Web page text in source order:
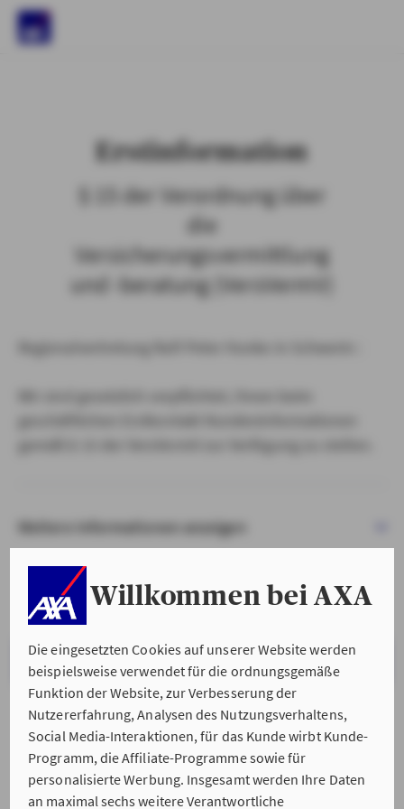
Willkommen bei AXA
Die eingesetzten Cookies auf unserer Website werden
beispielsweise verwendet für die ordnungsgemäße
Funktion der Website, zur Verbesserung der
Nutzererfahrung, Analysen des Nutzungsverhaltens,
Social Media-Interaktionen, für das Kunde wirbt Kunde-
Programm, die Affiliate-Programme sowie für
personalisierte Werbung. Insgesamt werden Ihre Daten
an maximal sechs weitere Verantwortliche
Erstinformation
§ 15 der Verordnung über
die
Versicherungsvermittlung
und -beratung (VersVermV)
Regionalvertretung Ralf-Peter Hunke in Schwerin :
Weitere Informationen anzeigen
VERSTANDEN & WEITER